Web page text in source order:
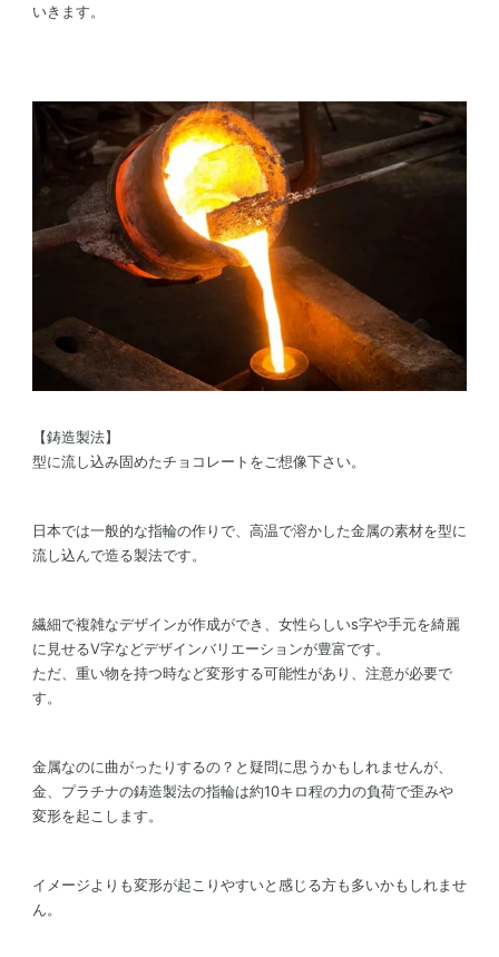
いきます。
【鋳造製法】
型に流し込み固めたチョコレートをご想像下さい。
日本では一般的な指輪の作りで、高温で溶かした金属の素材を型に
流し込んで造る製法です。
繊細で複雑なデザインが作成ができ、女性らしいs字や手元を綺麗
に見せるV字などデザインバリエーションが豊富です。
ただ、重い物を持つ時など変形する可能性があり、注意が必要で
す。
金属なのに曲がったりするの？と疑問に思うかもしれませんが、
金、プラチナの鋳造製法の指輪は約10キロ程の力の負荷で歪みや
変形を起こします。
イメージよりも変形が起こりやすいと感じる方も多いかもしれませ
ん。